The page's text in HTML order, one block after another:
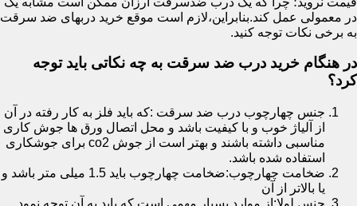
در معمولی عمل کند.بنابراین،لازم است موقع خرید دربهای ضد سرقت
به برخی نکات توجه کنید.
در هنگام خرید درب ضد سرقت به چه نکاتی باید توجه
کرد؟
جنس چهارچوب درب ضد سرقت :که باید فلز به کار رفته در آن
از آلیاژ خوب و با کیفیت باشد و محل اتصال ورق ها جوش کاری
مناسبی داشته باشند و بهتر است از جوش co2 برای جوشکاری
استفاده شده باشد.
ضخامت چهارچوب:ضخامت چهارچوب باید 1.5 میلی متر باشد و
یا بالاتر از آن